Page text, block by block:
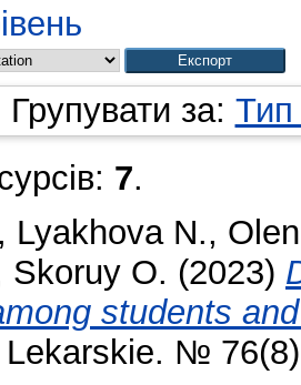
Групувати за: Тип
7.
, Lyakhova N.,
Skoruy O. (2023)
students
Lekarskie. №